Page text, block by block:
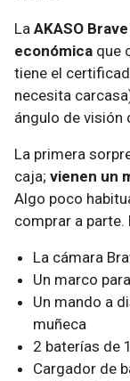
La AKASO
económica que
tiene el
necesita
ángulo de visión
La primera
caja; vienen un
Algo poco
comprar a
La cámara
Un marco
Un mando a
muñeca
2 baterías de
Cargador de